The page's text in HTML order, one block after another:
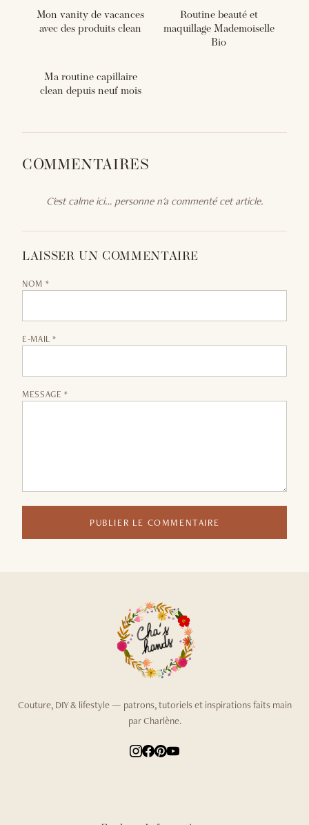
Mon vanity de vacances
avec des produits clean
Routine beauté et
maquillage Mademoiselle
Bio
Ma routine capillaire
clean depuis neuf mois
COMMENTAIRES
C'est calme ici… personne n'a commenté cet article.
LAISSER UN COMMENTAIRE
NOM *
E-MAIL *
MESSAGE *
PUBLIER LE COMMENTAIRE
Couture, DIY & lifestyle — patrons, tutoriels et inspirations faits main
par Charlène.